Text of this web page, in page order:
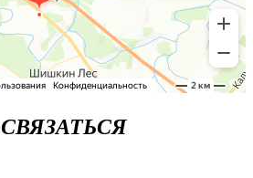
СВЯЗАТЬСЯ